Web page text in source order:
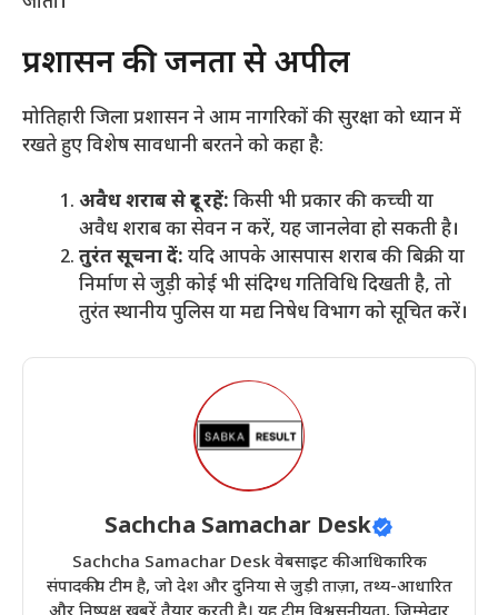
​प्रशासन की जनता से अपील
​मोतिहारी जिला प्रशासन ने आम नागरिकों की सुरक्षा को ध्यान में
रखते हुए विशेष सावधानी बरतने को कहा है:
अवैध शराब से दूर रहें: किसी भी प्रकार की कच्ची या
अवैध शराब का सेवन न करें, यह जानलेवा हो सकती है।
तुरंत सूचना दें: यदि आपके आसपास शराब की बिक्री या
निर्माण से जुड़ी कोई भी संदिग्ध गतिविधि दिखती है, तो
तुरंत स्थानीय पुलिस या मद्य निषेध विभाग को सूचित करें।
Sachcha Samachar Desk
Sachcha Samachar Desk वेबसाइट की आधिकारिक
संपादकीय टीम है, जो देश और दुनिया से जुड़ी ताज़ा, तथ्य-आधारित